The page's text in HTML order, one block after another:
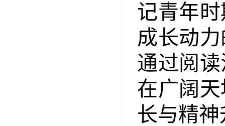
记青年
成长动
通过阅
在广阔
长与精